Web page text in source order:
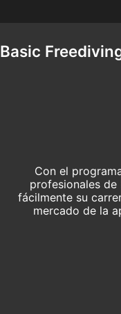
Basic
Con el
profesionales de
fácilmente su
mercado de la